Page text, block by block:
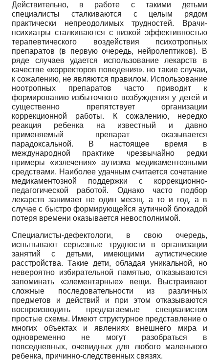
Действительно, в работе с такими детьми
специалисты сталкиваются с целым рядом
практически непреодолимых трудностей. Врачи-
психиатры сталкиваются с низкой эффективностью
терапевтического воздействия психотропных
препаратов (в первую очередь, нейролептиков). В
ряде случаев удается использование лекарств в
качестве «корректоров поведения», но такие случаи,
к сожалению, не являются правилом. Использование
ноотропных препаратов часто приводит к
формированию избыточного возбуждения у детей и
существенно препятствует организации
коррекционной работы. К сожалению, нередко
реакция ребенка на известный и давно
применяемый препарат оказывается
парадоксальной. В настоящее время в
международной практике чрезвычайно редки
примеры «излечения» аутизма медикаментозными
средствами. Наиболее удачным считается сочетание
медикаментозной поддержки с кор­рекционно-
педагогической работой. Однако часто подбор
лекарств занимает не один месяц, а то и год, а в
случае с быстро формирующейся аутичной блокадой
потеря времени оказывается невосполнимой.
Специалисты-дефектологи, в свою очередь,
испытывают серьезные трудности в организации
занятий с детьми, имеющими аутистические
расстройства. Такие дети, обладая уникальной, но
невероятно избирательной памятью, отказываются
запоминать «элементарные» вещи. Выстраивают
сложные последовательности из различных
предметов и действий и при этом отказываются
воспроизводить предлагаемые специалистом
простые схемы. Имеют структурное представление о
многих объектах и явлениях внешнего мира и
одновременно не могут разобраться в
повседневных, очевидных для любого маленького
ребенка, причинно-следственных связях.